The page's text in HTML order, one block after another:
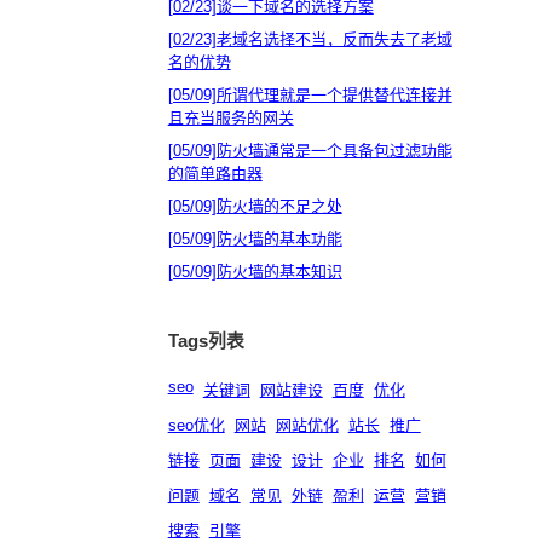
[02/23]谈一下域名的选择方案
[02/23]老域名选择不当，反而失去了老域
名的优势
[05/09]所谓代理就是一个提供替代连接并
且充当服务的网关
[05/09] 防火墙通常是一个具备包过滤功能
的简单路由器
[05/09] 防火墙的不足之处
[05/09] 防火墙的基本功能
[05/09] 防火墙的基本知识
Tags列表
seo 关键词 网站建设 百度 优化
seo优化
网站 网站优化 站长 推广
链接
页面 建设 设计 企业 排名
如何
问题 域名 常见 外链 盈利 运营 营销
搜索
引擎